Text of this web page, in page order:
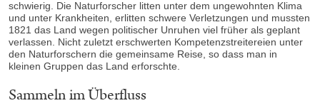
schwierig. Die Naturforscher litten unter dem ungewohnten Klima
und unter Krankheiten, erlitten schwere Verletzungen und mussten
1821 das Land wegen politischer Unruhen viel früher als geplant
verlassen. Nicht zuletzt erschwerten Kompetenzstreitereien unter
den Naturforschern die gemeinsame Reise, so dass man in
kleinen Gruppen das Land erforschte.
Sammeln im Überfluss